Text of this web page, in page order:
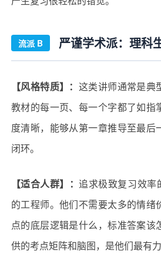
流派 B 严谨学术派：理科
【风格特质】： 这类讲师通常是典
教材的每一页、每一个字都了如指
度清晰，能够从第一章推导至最后
闭环。
【适合人群】：追求极致复习效率
的工程师。他们不需要太多的情绪
点的底层逻辑是什么，标准答案该
供的考点矩阵和脑图，是他们最有力